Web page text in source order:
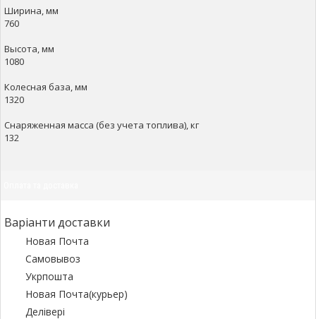
Ширина, мм
760
Высота, мм
1080
Колесная база, мм
1320
Снаряженная масса (без учета топлива), кг
132
Варіанти доставки
Новая Почта
Самовывоз
Укрпошта
Новая Почта(курьер)
Делівері